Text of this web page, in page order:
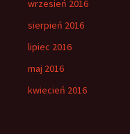
wrzesień 2016
sierpień 2016
lipiec 2016
maj 2016
kwiecień 2016